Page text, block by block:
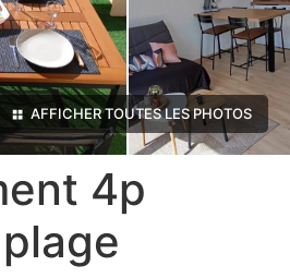
AFFICHER TOUTES LES PHOTOS
4p